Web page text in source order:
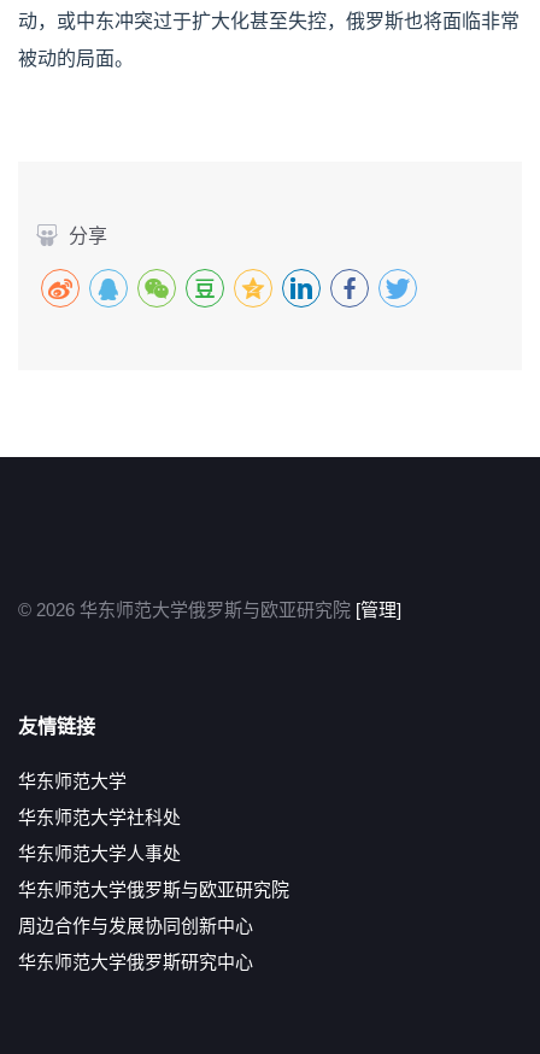
动，或中东冲突过于扩大化甚至失控，俄罗斯也将面临非常
被动的局面。
分享
© 2026 华东师范大学俄罗斯与欧亚研究院 [管理]
友情链接
华东师范大学
华东师范大学社科处
华东师范大学人事处
华东师范大学俄罗斯与欧亚研究院
周边合作与发展协同创新中心
华东师范大学俄罗斯研究中心